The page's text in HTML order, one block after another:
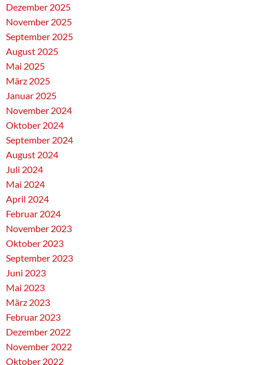
Dezember 2025
November 2025
September 2025
August 2025
Mai 2025
März 2025
Januar 2025
November 2024
Oktober 2024
September 2024
August 2024
Juli 2024
Mai 2024
April 2024
Februar 2024
November 2023
Oktober 2023
September 2023
Juni 2023
Mai 2023
März 2023
Februar 2023
Dezember 2022
November 2022
Oktober 2022